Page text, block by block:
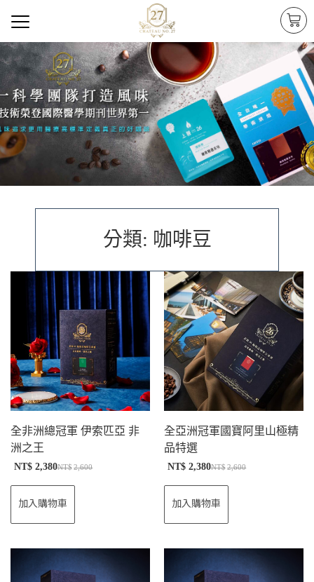
分類: 咖啡豆
全非洲總冠軍 伊索匹亞 非
洲之王
NT$ 2,600
NT$ 2,380
加入購物車
全亞洲冠軍國寶阿里山極精
品特選
NT$ 2,600
NT$ 2,380
加入購物車